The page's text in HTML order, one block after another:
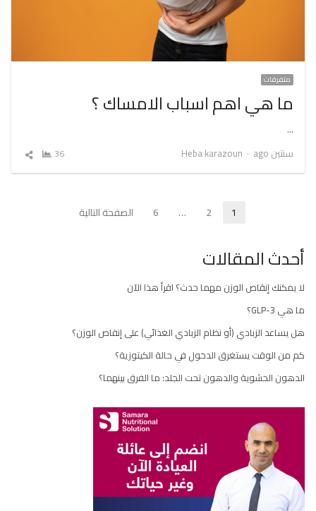
متفرقات
ما هي اهم اسباب الامساك ؟
…
سنتين ago
Author
Heba karazoun
36
شارك
المقالات
Page 1
Page 2
…
Page 6 الصفحة التالية
أحدث المقالات
لا يمكنك إنقاص الوزن مهما حدث؟ اقرأ هذا الآن
ما هي GLP-3؟
هل يساعد الزبادي (أو نظام الزبادي الغذائي) على إنقاص الوزن؟
كم من الوقت يستغرق الدخول في حالة الكيتوزية؟
الدهون الحشوية والدهون تحت الجلد: ما الفرق بينهما؟